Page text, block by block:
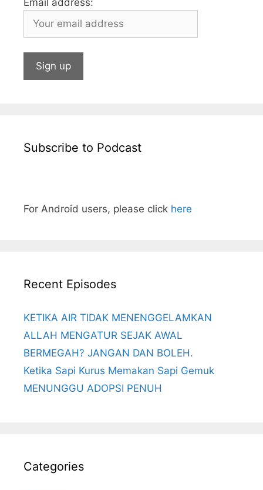
Subscribe to Podcast
For Android users, please click here
Recent Episodes
KETIKA AIR TIDAK MENENGGELAMKAN
ALLAH MENGATUR SEJAK AWAL
BERMEGAH? JANGAN DAN BOLEH.
Ketika Sapi Kurus Memakan Sapi Gemuk
MENUNGGU ADOPSI PENUH
Categories